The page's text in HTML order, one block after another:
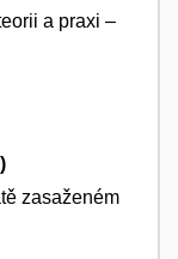
a praxi –
zasaženém